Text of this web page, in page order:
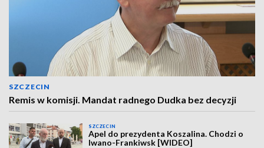
SZCZECIN
Remis w komisji. Mandat radnego Dudka bez decyzji
SZCZECIN
Apel do prezydenta Koszalina. Chodzi o
Iwano-Frankiwsk [WIDEO]